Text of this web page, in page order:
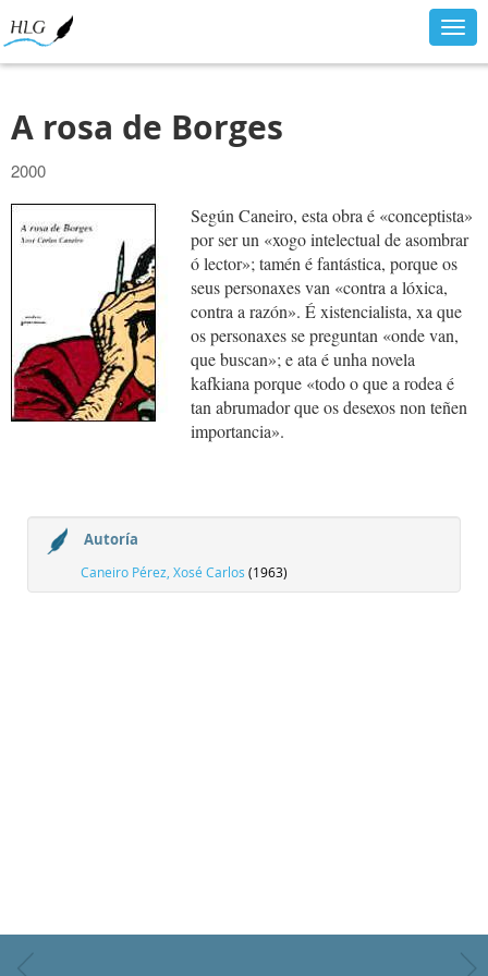
A rosa de Borges
2000
Según Caneiro, esta obra é «conceptista»
por ser un «xogo intelectual de asombrar
ó lector»; tamén é fantástica, porque os
seus personaxes van «contra a lóxica,
contra a razón». É xistencialista, xa que
os personaxes se preguntan «onde van,
que buscan»; e ata é unha novela
kafkiana porque «todo o que a rodea é
tan abrumador que os desexos non teñen
importancia».
Autoría
Caneiro Pérez, Xosé Carlos (1963)